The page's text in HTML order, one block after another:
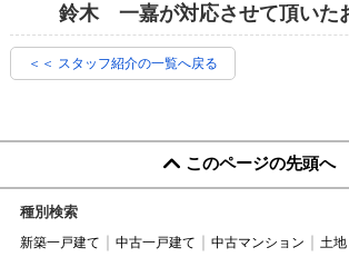
鈴木 一嘉が対応させて頂いた
＜＜ スタッフ紹介の一覧へ戻る
このページの先頭へ
種別検索
新築一戸建て 中古一戸建て 中古マンション 土地